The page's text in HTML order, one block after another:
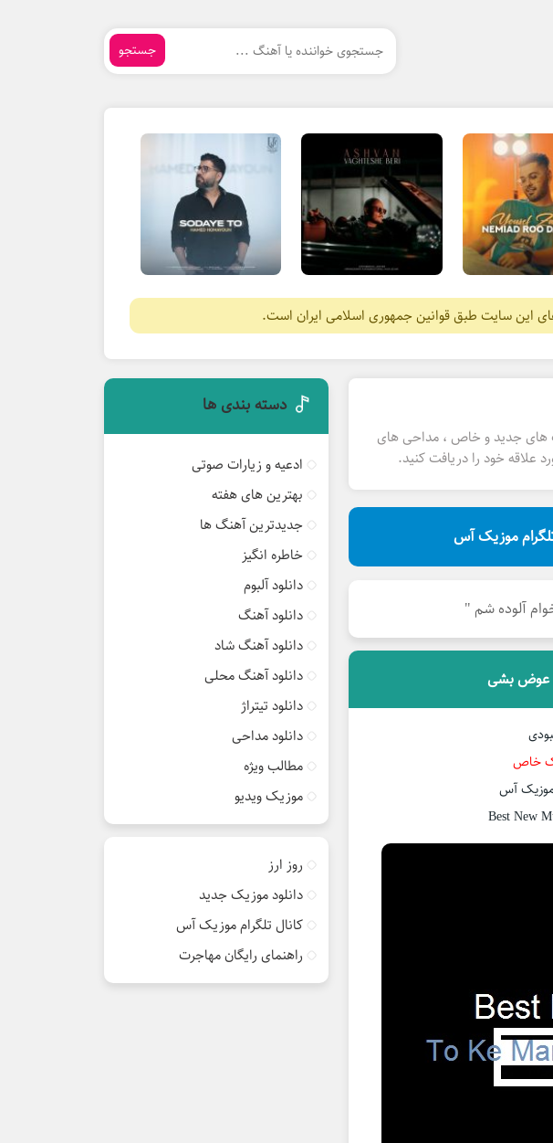
جستجو
این سایت طبق قوانین جمهوری اسلامی ایران است.
های جدید و خاص ، مداحی های
علاقه خود را دریافت کنید.
موزیک آس
آلوده شم "
عوض بشی
خاص
Best New
دسته بندی ها
ادعیه و زیارات صوتی
بهترین های هفته
جدیدترین آهنگ ها
خاطره انگیز
دانلود آلبوم
دانلود آهنگ
دانلود آهنگ شاد
دانلود آهنگ محلی
دانلود تیتراژ
دانلود مداحی
مطالب ویژه
موزیک ویدیو
روز ارز
دانلود موزیک جدید
کانال تلگرام موزیک آس
راهنمای رایگان مهاجرت